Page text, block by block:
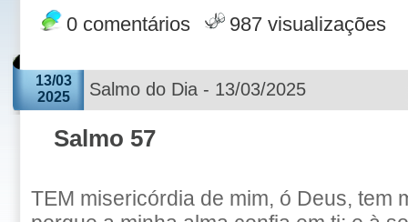
0 comentários 987 visualizações
13/03
2025
Salmo do Dia - 13/03/2025
Salmo 57
TEM misericórdia de mim, ó Deus, tem